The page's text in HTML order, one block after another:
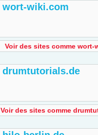
wort-wiki.com
Voir des sites comme wort-
drumtutorials.de
Voir des sites comme